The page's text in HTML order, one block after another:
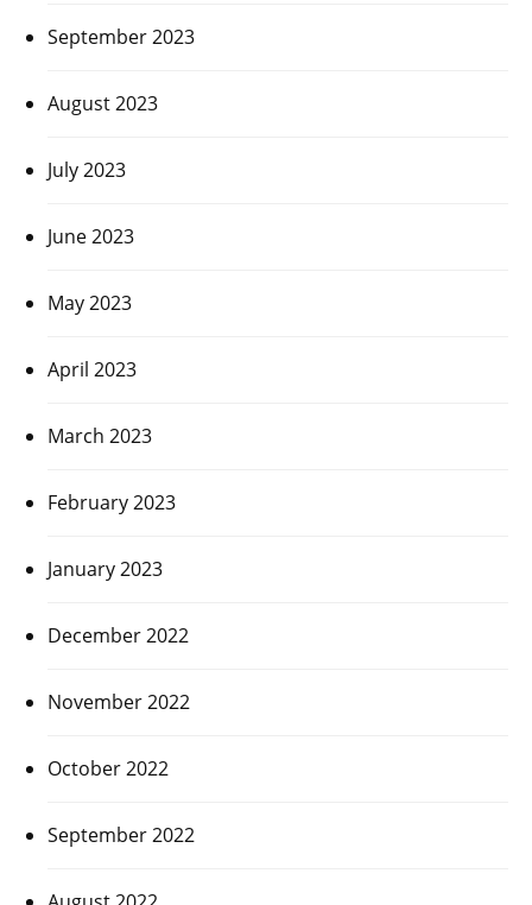
September 2023
August 2023
July 2023
June 2023
May 2023
April 2023
March 2023
February 2023
January 2023
December 2022
November 2022
October 2022
September 2022